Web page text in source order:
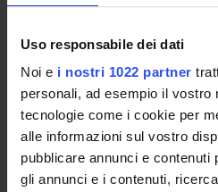
Uso responsabile dei dati
Noi e i nostri 1022 partner
personali, ad esempio il vostro
tecnologie come i cookie per
alle informazioni sul vostro
pubblicare annunci e contenuti
gli annunci e i contenuti,
ORGANISATION
GOVERNANCE
COMMITTEES
DEPARTMENT